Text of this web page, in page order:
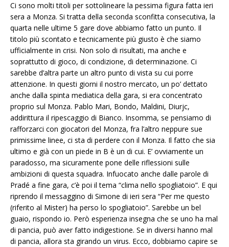
Ci sono molti titoli per sottolineare la pessima figura fatta ieri
sera a Monza. Si tratta della seconda sconfitta consecutiva, la
quarta nelle ultime 5 gare dove abbiamo fatto un punto. Il
titolo più scontato e tecnicamente più giusto è che siamo
ufficialmente in crisi. Non solo di risultati, ma anche e
soprattutto di gioco, di condizione, di determinazione. Ci
sarebbe d’altra parte un altro punto di vista su cui porre
attenzione. In questi giorni il nostro mercato, un po’ dettato
anche dalla spinta mediatica della gara, si era concentrato
proprio sul Monza. Pablo Mari, Bondo, Maldini, Diurjc,
addirittura il ripescaggio di Bianco. Insomma, se pensiamo di
rafforzarci con giocatori del Monza, fra l’altro neppure sue
primissime linee, ci sta di perdere con il Monza. Il fatto che sia
ultimo e già con un piede in B è un di cui. E’ ovviamente un
paradosso, ma sicuramente pone delle riflessioni sulle
ambizioni di questa squadra. Infuocato anche dalle parole di
Pradé a fine gara, c’è poi il tema “clima nello spogliatoio”. E qui
riprendo il messaggino di Simone di ieri sera “Per me questo
(riferito al Mister) ha perso lo spogliatoio”. Sarebbe un bel
guaio, rispondo io. Però esperienza insegna che se uno ha mal
di pancia, può aver fatto indigestione. Se in diversi hanno mal
di pancia, allora sta girando un virus. Ecco, dobbiamo capire se